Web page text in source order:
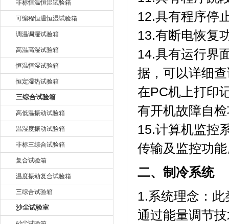
非标恒温恒湿试验箱
可编程恒温恒湿试验箱
调温调湿试验箱
高温高湿试验箱
恒温恒湿试验箱
恒定湿热试验箱
三综合试验箱
高低温振动试验箱
温湿度振动试验箱
非标三综合试验箱
复合试验箱
温度振动复合试验箱
三综合试验箱
沙尘试验室
12.具有程序停止
13.有断电恢复功
14.具有运行界面
据，可以详细
在PC机上打印
有开机故障自检
15.计算机监控系
传输及监控功能
二、制冷系统
1.系统理念
通过能量调节